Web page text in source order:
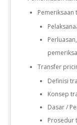
Pemeriksaan
Transfer
Definisi
Konsep
Dasar /
Prosedur